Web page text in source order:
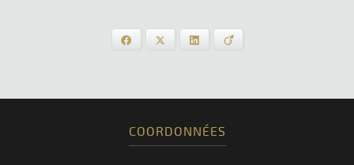
Facebook LinkedIn
COORDONNÉES